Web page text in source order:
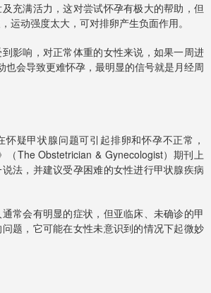
充满活力，这对尝试怀孕有极大的帮助，但
运动强度太大，可对排卵产生负面作用。
影响，对正常体重的女性来说，如果一周进
也会导致更难怀孕，最明显的信号就是月经周
疑甲状腺问题可引起排卵和怀孕不正常，
（The Obstetrician & Gynecologist）期刊上
法，并建议受孕困难的女性进行甲状腺疾病
常会有明显的症状，但亚临床、未确诊的甲
题，它可能在女性未意识到的情况下起微妙